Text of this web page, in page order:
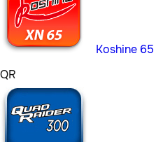
Koshine 65
QR